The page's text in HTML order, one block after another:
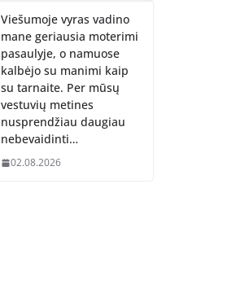
Viešumoje vyras vadino
mane geriausia moterimi
pasaulyje, o namuose
kalbėjo su manimi kaip
su tarnaite. Per mūsų
vestuvių metines
nusprendžiau daugiau
nebevaidinti…
02.08.2026